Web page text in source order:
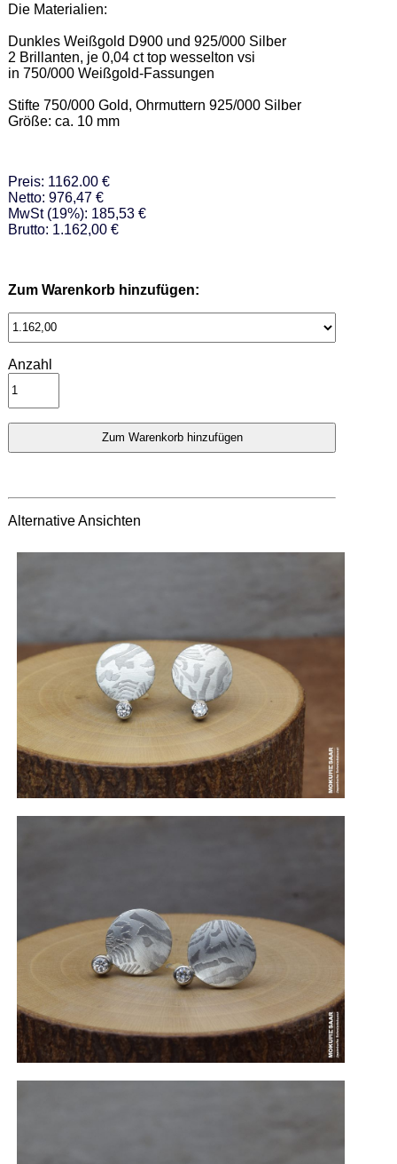
Die Materialien:
Dunkles Weißgold D900 und 925/000 Silber
2 Brillanten, je 0,04 ct top wesselton vsi
in 750/000 Weißgold-Fassungen
Stifte 750/000 Gold, Ohrmuttern 925/000 Silber
Größe: ca. 10 mm
Preis: 1162.00 €
Netto: 976,47 €
MwSt (19%): 185,53 €
Brutto: 1.162,00 €
Zum Warenkorb hinzufügen:
Anzahl
Alternative Ansichten